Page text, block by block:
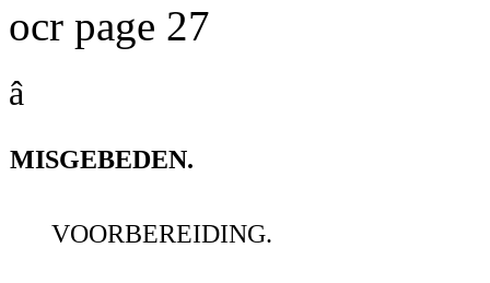
ocr page 27
â
MISGEBEDEN.
VOORBEREIDING.